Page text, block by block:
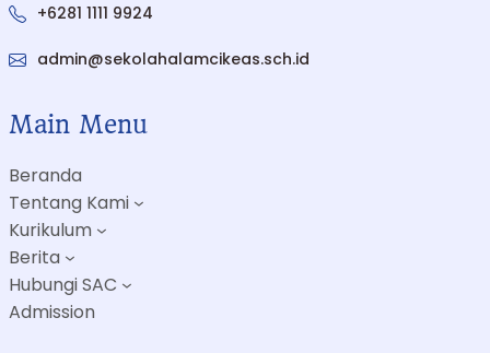
+6281 1111 9924
admin@sekolahalamcikeas.sch.id
Main Menu
Beranda
Tentang Kami
Kurikulum
Berita
Hubungi SAC
Admission